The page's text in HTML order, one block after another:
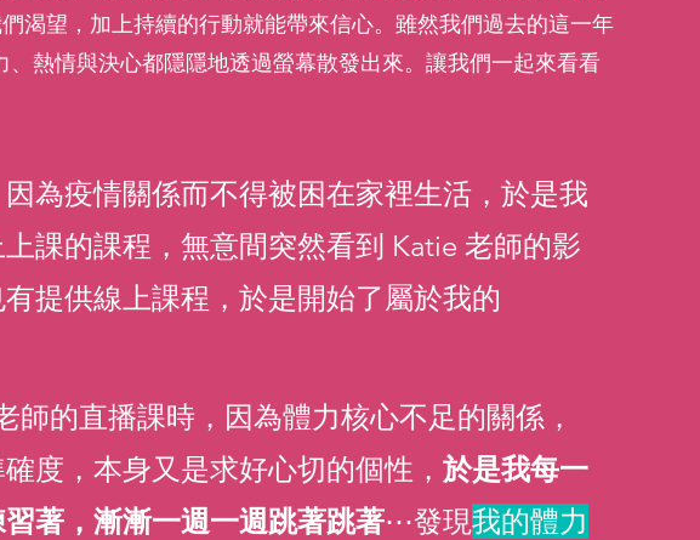
渴望，加上持續的行動就能帶來信心。雖然我們過去的這一年
、熱情與決心都隱隱地透過螢幕散發出來。讓我們一起來看看
為疫情關係而不得被困在家裡生活，於是我
課的課程，無意間突然看到 Katie 老師的影
提供線上課程，於是開始了屬於我的
師的直播課時，因為體力核心不足的關係，
度，本身又是求好心切的個性， 於是我每一
著，漸漸一週一週跳著跳著⋯發現我的體力